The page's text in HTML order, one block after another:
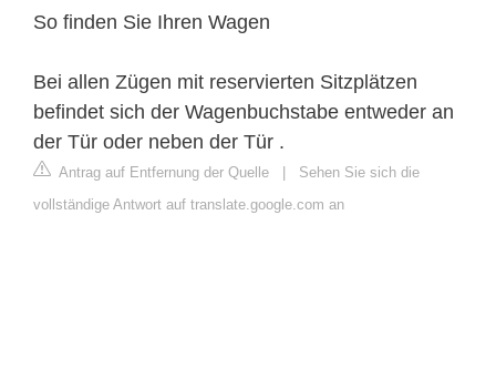
So finden Sie Ihren Wagen
Bei allen Zügen mit reservierten Sitzplätzen
befindet sich der Wagenbuchstabe entweder an
der Tür oder neben der Tür .
Antrag auf Entfernung der Quelle
Sehen Sie sich die
vollständige Antwort auf translate.google.com an